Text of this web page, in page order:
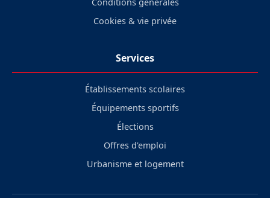
Cookies & vie privée
Services
Établissements scolaires
Équipements sportifs
Élections
Offres d'emploi
Urbanisme et logement